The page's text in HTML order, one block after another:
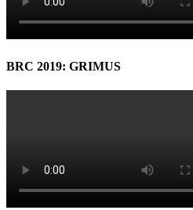
BRC 2019: GRIMUS